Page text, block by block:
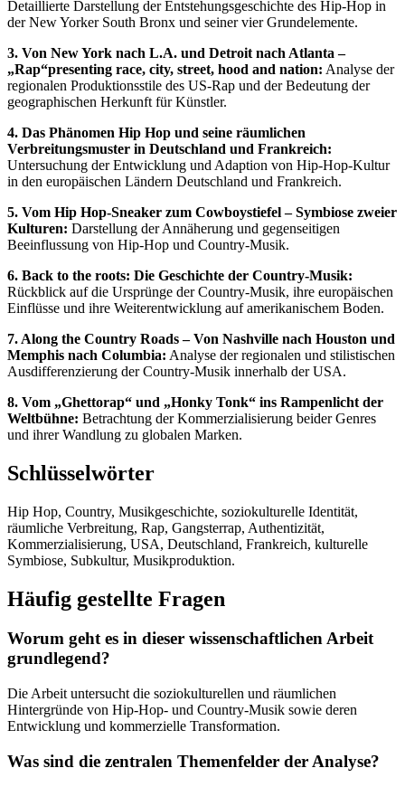
Detaillierte Darstellung der Entstehungsgeschichte des Hip-Hop in
der New Yorker South Bronx und seiner vier Grundelemente.
3. Von New York nach L.A. und Detroit nach Atlanta –
„Rap“presenting race, city, street, hood and nation: Analyse der
regionalen Produktionsstile des US-Rap und der Bedeutung der
geographischen Herkunft für Künstler.
4. Das Phänomen Hip Hop und seine räumlichen
Verbreitungsmuster in Deutschland und Frankreich:
Untersuchung der Entwicklung und Adaption von Hip-Hop-Kultur
in den europäischen Ländern Deutschland und Frankreich.
5. Vom Hip Hop-Sneaker zum Cowboystiefel – Symbiose zweier
Kulturen: Darstellung der Annäherung und gegenseitigen
Beeinflussung von Hip-Hop und Country-Musik.
6. Back to the roots: Die Geschichte der Country-Musik:
Rückblick auf die Ursprünge der Country-Musik, ihre europäischen
Einflüsse und ihre Weiterentwicklung auf amerikanischem Boden.
7. Along the Country Roads – Von Nashville nach Houston und
Memphis nach Columbia: Analyse der regionalen und stilistischen
Ausdifferenzierung der Country-Musik innerhalb der USA.
8. Vom „Ghettorap“ und „Honky Tonk“ ins Rampenlicht der
Weltbühne: Betrachtung der Kommerzialisierung beider Genres
und ihrer Wandlung zu globalen Marken.
Schlüsselwörter
Hip Hop, Country, Musikgeschichte, soziokulturelle Identität,
räumliche Verbreitung, Rap, Gangsterrap, Authentizität,
Kommerzialisierung, USA, Deutschland, Frankreich, kulturelle
Symbiose, Subkultur, Musikproduktion.
Häufig gestellte Fragen
Worum geht es in dieser wissenschaftlichen Arbeit
grundlegend?
Die Arbeit untersucht die soziokulturellen und räumlichen
Hintergründe von Hip-Hop- und Country-Musik sowie deren
Entwicklung und kommerzielle Transformation.
Was sind die zentralen Themenfelder der Analyse?